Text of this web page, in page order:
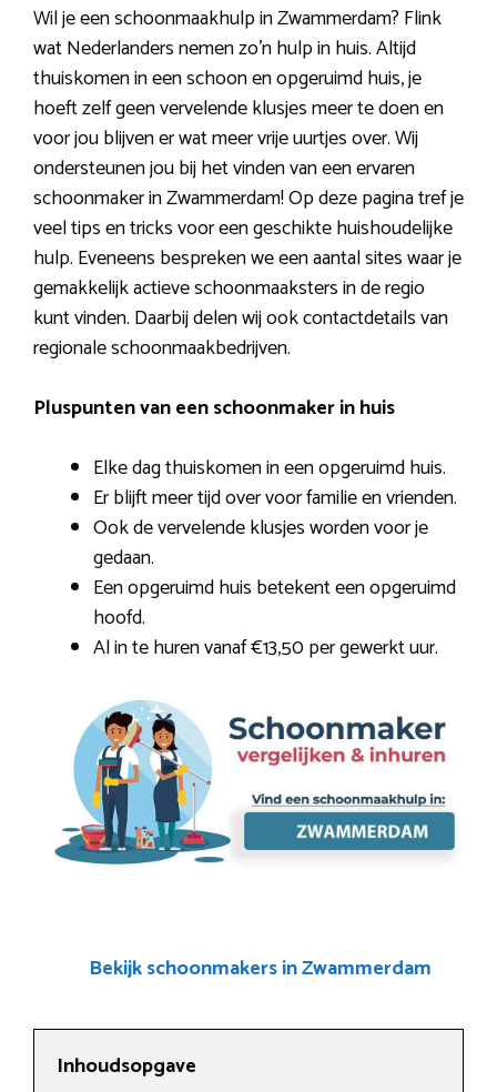
Wil je een schoonmaakhulp in Zwammerdam? Flink
wat Nederlanders nemen zo’n hulp in huis. Altijd
thuiskomen in een schoon en opgeruimd huis, je
hoeft zelf geen vervelende klusjes meer te doen en
voor jou blijven er wat meer vrije uurtjes over. Wij
ondersteunen jou bij het vinden van een ervaren
schoonmaker in Zwammerdam! Op deze pagina tref je
veel tips en tricks voor een geschikte huishoudelijke
hulp. Eveneens bespreken we een aantal sites waar je
gemakkelijk actieve schoonmaaksters in de regio
kunt vinden. Daarbij delen wij ook contactdetails van
regionale schoonmaakbedrijven.
Pluspunten van een schoonmaker in huis
Elke dag thuiskomen in een opgeruimd huis.
Er blijft meer tijd over voor familie en vrienden.
Ook de vervelende klusjes worden voor je
gedaan.
Een opgeruimd huis betekent een opgeruimd
hoofd.
Al in te huren vanaf €13,50 per gewerkt uur.
Bekijk schoonmakers in Zwammerdam
Inhoudsopgave